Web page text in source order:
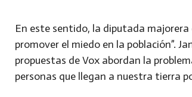
En este sentido, la diputada
promover el miedo en la población”.
propuestas de Vox abordan la
personas que llegan a nuestra tierra